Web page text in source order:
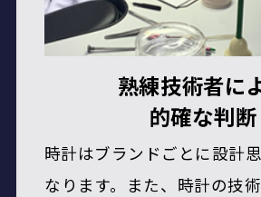
研磨仕上げ・ライトポリッシ
すべて見
カルティエ
すべて見る
時間が遅れる・進む(機械式)
電池交換しても動かない
府中店
大阪四ツ橋店（西心斎橋
サイトマップ
熟練技術者に
的確な判断
時計はブランドごとに設計
なります。また、時計の技